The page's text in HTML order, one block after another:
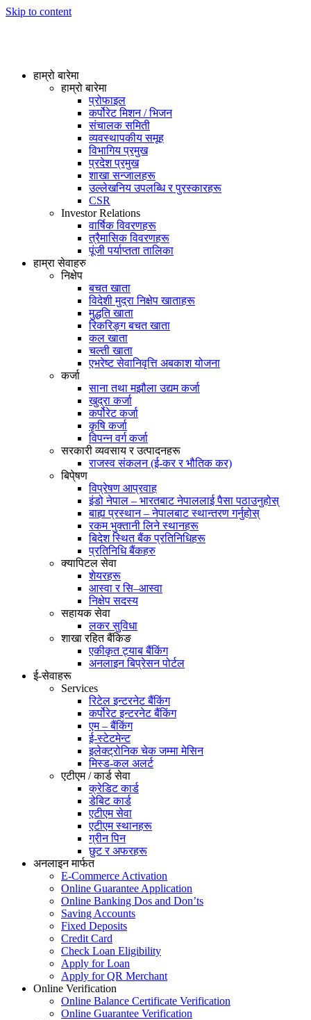
Skip to content
हाम्रो बारेमा
हाम्रो बारेमा
प्रोफाइल
कर्पोरेट मिशन / भिजन
संचालक समिती
व्यवस्थापकीय समूह
विभागिय प्रमुख
प्रदेश प्रमुख
शाखा सन्जालहरू
उल्लेखनिय उपलब्धि र पुरस्कारहरू
CSR
Investor Relations
वार्षिक विवरणहरू
त्रैमासिक विवरणहरू
पूंजी पर्याप्तता तालिका
हाम्रा सेवाहरु
निक्षेप
बचत खाता
विदेशी मुद्रा निक्षेप खाताहरू
मुद्धति खाता
रिकरिङ्ग बचत खाता
कल खाता
चल्ती खाता
एभरेष्ट सेवानिवृत्ति अबकाश योजना
कर्जा
साना तथा मझौला उद्यम कर्जा
खुद्रा कर्जा
कर्पोरेट कर्जा
कृषि कर्जा
विपन्न वर्ग कर्जा
सरकारी व्यवसाय र उत्पादनहरू
राजस्व संकलन (ई-कर र भौतिक कर)
बिपे्षण
विप्रेषण आप्रवाह
इंडो नेपाल – भारतबाट नेपाललाई पैसा पठाउनुहोस्
बाह्य प्रस्थान – नेपालबाट स्थान्तरण गर्नुहोस्
रकम भुक्तानी लिने स्थानहरू
बिदेश स्थित बैंक प्रतिनिधिहरू
प्रतिनिधि बैंकहरु
क्यापिटल सेवा
शेयरहरू
आस्वा र सि–आस्वा
निक्षेप सदस्य
सहायक सेवा
लकर सुविधा
शाखा रहित बैंकिङ
एकीकृत ट्याब बैंकिंग
अनलाइन बिप्रेसन पोर्टल
ई-सेवाहरू
Services
रिटेल इन्टरनेट बैंकिंग
कर्पोरेट इन्टरनेट बैंकिंग
एम – बैंकिंग
ई-स्टेटमेन्ट
इलेक्ट्रोनिक चेक जम्मा मेसिन
मिस्ड-कल अलर्ट
एटीएम / कार्ड सेवा
क्रेडिट कार्ड
डेबिट कार्ड
एटीएम सेवा
एटीएम स्थानहरू
ग्रीन पिन
छुट र अफरहरू
अनलाइन मार्फत
E-Commerce Activation
Online Guarantee Application
Online Banking Dos and Don’ts
Saving Accounts
Fixed Deposits
Credit Card
Check Loan Eligibility
Apply for Loan
Apply for QR Merchant
Online Verification
Online Balance Certificate Verification
Online Guarantee Verification